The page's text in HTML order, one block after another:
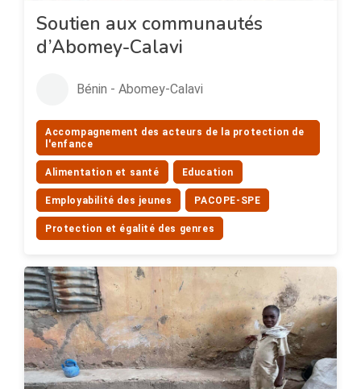
Soutien aux communautés
d’Abomey-Calavi
Bénin - Abomey-Calavi
Accompagnement des acteurs de la protection de
l'enfance
Alimentation et santé Education
Employabilité des jeunes PACOPE-SPE
Protection et égalité des genres